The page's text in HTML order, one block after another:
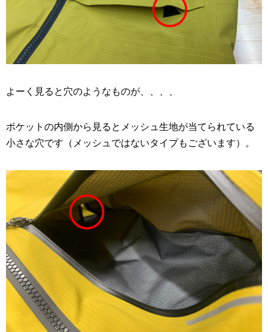
よーく見ると穴のようなものが、、、、
ポケットの内側から見るとメッシュ生地が当てられている
小さな穴です（メッシュではないタイプもございます）。